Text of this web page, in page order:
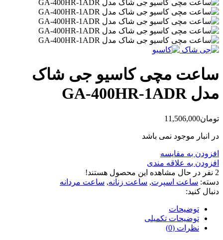
ساعت مچی کاسیو جی شاک
مدل GA-400HR-1ADR
تومان11,506,000
در انبار موجود نمی باشد
افزودن به مقایسه
افزودن به علاقه مندی
2 نفر در حال مشاهده این محصول هستند!
دسته: ساعت اسپرت, ساعت زنانه, ساعت مردانه
دنبال کنید:
توضیحات
توضیحات تکمیلی
نظرات (0)